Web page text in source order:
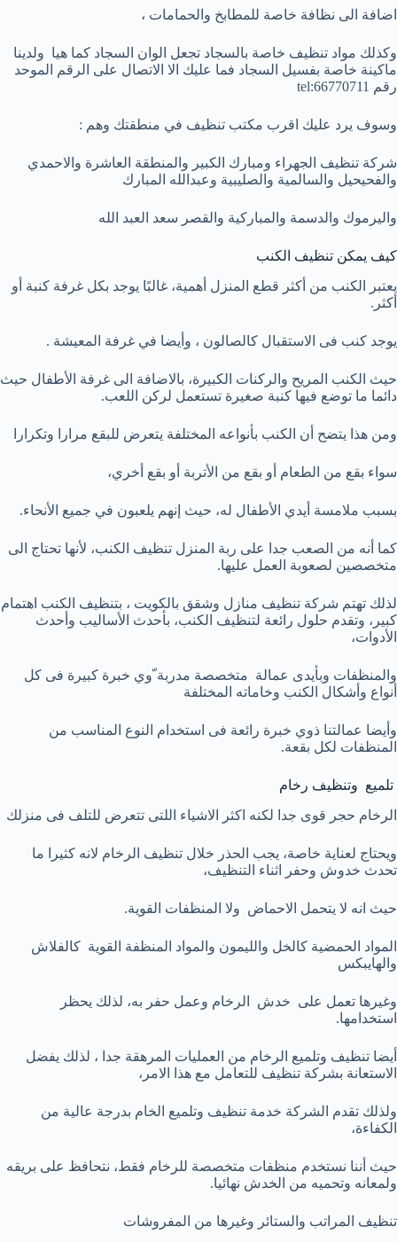
اضافة الى نظافة خاصة للمطابخ والحمامات ،
وكذلك مواد تنظيف خاصة بالسجاد تجعل الوان السجاد كما هيا ولدينا
ماكينة خاصة بفسيل السجاد فما عليك الا الاتصال على الرقم الموحد
رقم tel:66770711
وسوف يرد عليك اقرب مكتب تنظيف في منطقتك وهم :
شركة تنظيف الجهراء ومبارك الكبير والمنطقة العاشرة والاحمدي
والفحيحيل والسالمية والصليبية وعبدالله المبارك
واليرموك والدسمة والمباركية والقصر سعد العبد الله
كيف يمكن تنظيف الكنب
يعتبر الكنب من أكثر قطع المنزل أهمية، غالبًا يوجد بكل غرفة كنبة أو
أكثر.
يوجد كنب فى الاستقبال كالصالون ، وأيضا في غرفة المعيشة .
حيث الكنب المريح والركنات الكبيرة، بالاضافة الى غرفة الأطفال حيث
دائما ما توضع فيها كنبة صغيرة تستعمل لركن اللعب.
ومن هذا يتضح أن الكنب بأنواعه المختلفة يتعرض للبقع مرارا وتكرارا
سواء بقع من الطعام أو بقع من الأتربة أو بقع أخري،
بسبب ملامسة أيدي الأطفال له، حيث إنهم يلعبون في جميع الأنحاء.
كما أنه من الصعب جدا على ربة المنزل تنظيف الكنب، لأنها تحتاج الى
متخصصين لصعوبة العمل عليها.
لذلك تهتم شركة تنظيف منازل وشقق بالكويت ، بتنظيف الكنب اهتمام
كبير، وتقدم حلول رائعة لتنظيف الكنب، بأحدث الأساليب وأحدث
الأدوات،
والمنظفات وبأيدى عمالة متخصصة مدربة ّوي خبرة كبيرة فى كل
أنواع وأشكال الكنب وخاماته المختلفة
وأيضا عمالتنا ذوي خبرة رائعة فى استخدام النوع المناسب من
المنظفات لكل بقعة.
تلميع وتنظيف رخام
الرخام حجر قوى جدا لكنه اكثر الاشياء اللتى تتعرض للتلف فى منزلك
ويحتاج لعناية خاصة، يجب الحذر خلال تنظيف الرخام لانه كثيرا ما
تحدث خدوش وحفر اثناء التنظيف،
حيث انه لا يتحمل الاحماض ولا المنظفات القوية.
المواد الحمضية كالخل والليمون والمواد المنظفة القوية كالفلاش
والهايبكس
وغيرها تعمل على خدش الرخام وعمل حفر به، لذلك يحظر
استخدامها.
أيضا تنظيف وتلميع الرخام من العمليات المرهقة جدا ، لذلك يفضل
الاستعانة بشركة تنظيف للتعامل مع هذا الامر،
ولذلك تقدم الشركة خدمة تنظيف وتلميع الخام بدرجة عالية من
الكفاءة،
حيث أننا نستخدم منظفات متخصصة للرخام فقط، نتحافظ على بريقه
ولمعانه وتحميه من الخدش نهائيا.
تنظيف المراتب والستائر وغيرها من المفروشات